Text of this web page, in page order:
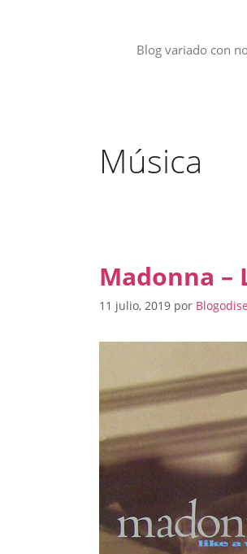
Blog variado con
Música
Madonna –
11 julio, 2019 por